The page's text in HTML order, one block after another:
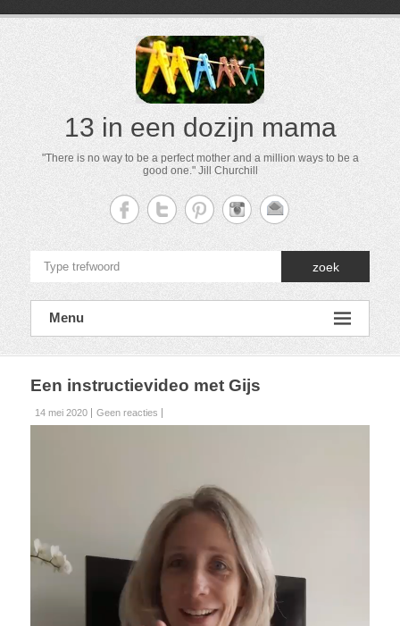
13 in een dozijn mama
"There is no way to be a perfect mother and a million ways to be a
good one." Jill Churchill
zoek
Menu
Een instructievideo met Gijs
14 mei 2020 Geen reacties